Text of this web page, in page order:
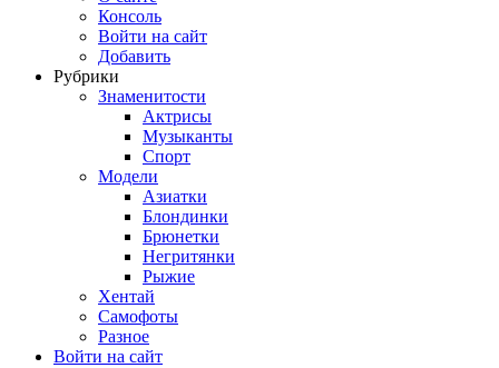
Консоль
Войти на сайт
Добавить
Рубрики
Знаменитости
Актрисы
Музыканты
Спорт
Модели
Азиатки
Блондинки
Брюнетки
Негритянки
Рыжие
Хентай
Самофоты
Разное
Войти на сайт